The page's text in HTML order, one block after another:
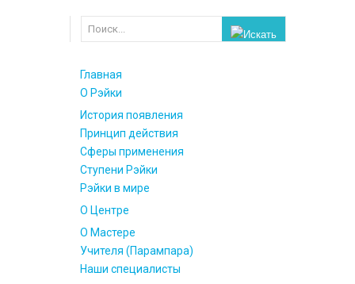
Главная
О Рэйки
История появления
Принцип действия
Сферы применения
Ступени Рэйки
Рэйки в мире
О Центре
О Мастере
Учителя (Парампара)
Наши специалисты